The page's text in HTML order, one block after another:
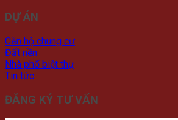
DỰ ÁN
Căn hộ chung cư
Đất nền
Nhà phố biệt thự
Tin tức
ĐĂNG KÝ TƯ VẤN